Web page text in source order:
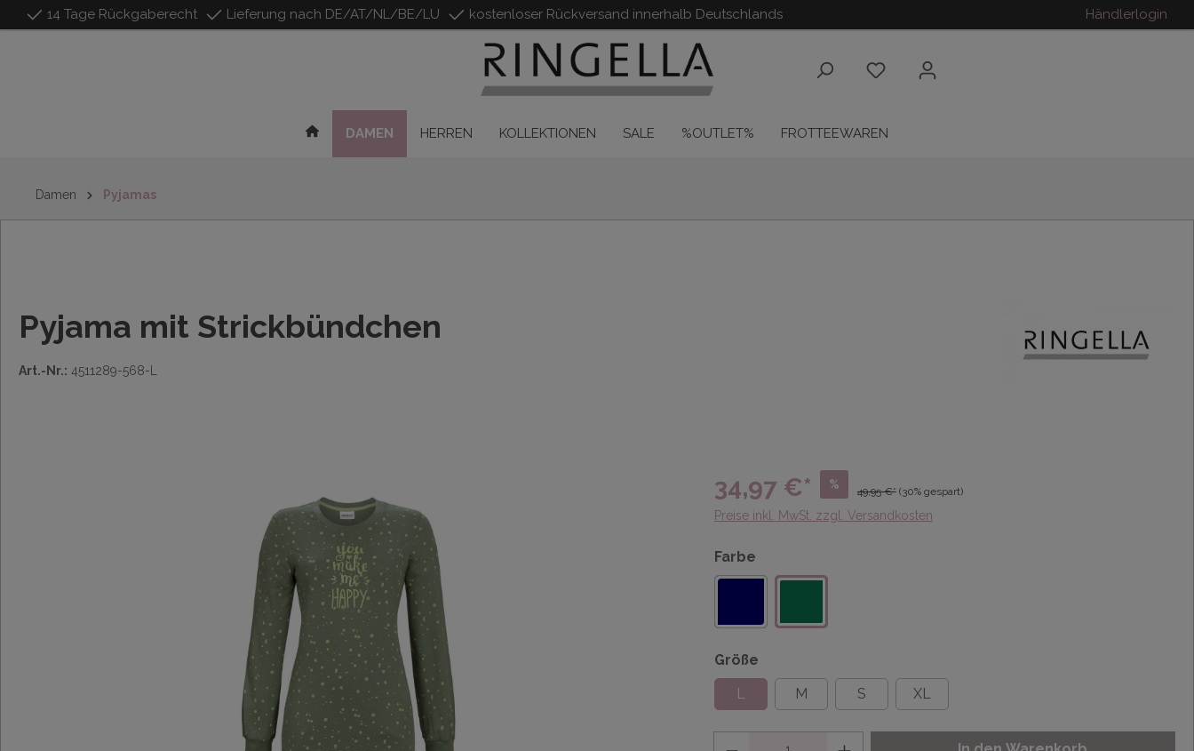
springen
14 Tage Rückgaberecht Lieferung nach DE/AT/NL/BE/LU kostenloser Rückversand innerhalb Deutschlands Händlerlogin
DAMEN HERREN KOLLEKTIONEN SALE %OUTLET% FROTTEEWAREN
Damen Pyjamas
Pyjama mit Strickbündchen
Art.-Nr.: 4511289-568-L
34,97 €* %
49,95 €* (30% gespart)
Preise inkl. MwSt. zzgl. Versandkosten
Farbe
Größe
L
M S XL